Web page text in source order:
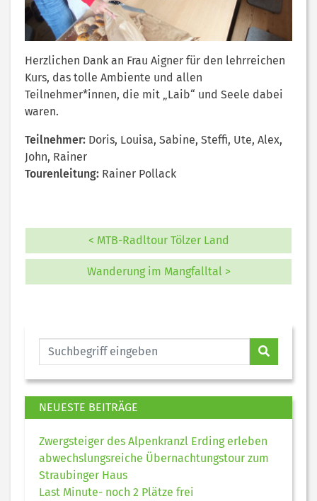
Herzlichen Dank an Frau Aigner für den lehrreichen
Kurs, das tolle Ambiente und allen
Teilnehmer*innen, die mit „Laib“ und Seele dabei
waren.
Teilnehmer: Doris, Louisa, Sabine, Steffi, Ute, Alex,
John, Rainer
Tourenleitung: Rainer Pollack
< MTB-Radltour Tölzer Land
Wanderung im Mangfalltal >
NEUESTE BEITRÄGE
Zwergsteiger des Alpenkranzl Erding erleben
abwechslungsreiche Übernachtungstour zum
Straubinger Haus
Last Minute- noch 2 Plätze frei